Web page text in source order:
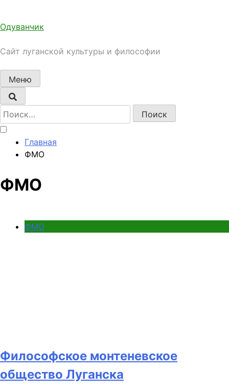
содержимому
Одуванчик
Сайт луганской культуры и философии
Меню
Найти:
Главная
ФМО
ФМО
ФМО
Философское монтеневское
общество Луганска